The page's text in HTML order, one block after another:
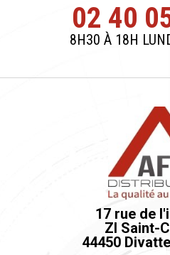
02 40
8H30 À 18H
17 rue de
ZI Saint-
44450